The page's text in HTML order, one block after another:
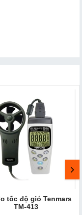
tốc độ gió Tenmars
TM-413